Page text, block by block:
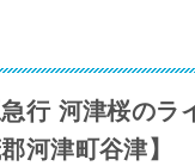
行 河津桜のラ
河津町谷津】